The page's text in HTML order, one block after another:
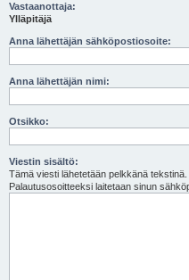
Vastaanottaja:
Ylläpitäjä
Anna lähettäjän sähköpostiosoite:
Anna lähettäjän nimi:
Otsikko:
Viestin sisältö:
Tämä viesti lähetetään pelkkänä
Palautusosoitteeksi laitetaan sinun